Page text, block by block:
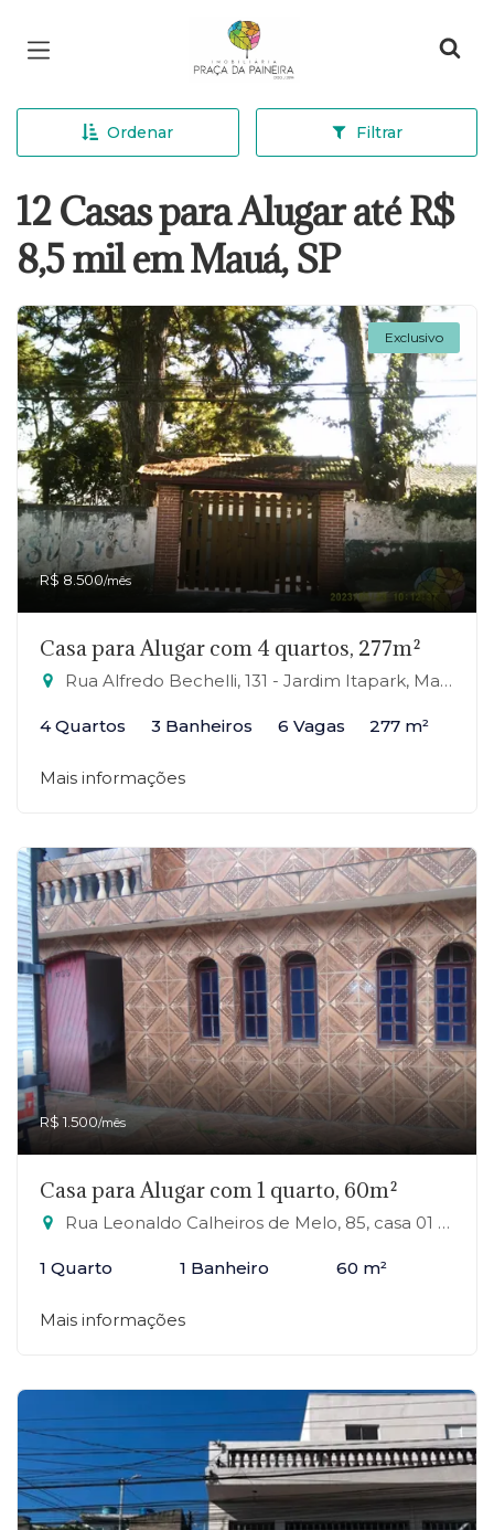
Página inicial
Ordenar Filtrar
12 Casas para Alugar até R$
8,5 mil em Mauá, SP
Exclusivo
R$ 8.500/mês
Casa para Alugar com 4 quartos, 277m²
Rua Alfredo Bechelli, 131 - Jardim Itapark, Mauá-SP
4 Quartos 3 Banheiros 6 Vagas 277 m²
Mais informações
R$ 1.500/mês
Casa para Alugar com 1 quarto, 60m²
Rua Leonaldo Calheiros de Melo, 85, casa 01 - Jardim Columbia, Mauá-SP
1 Quarto 1 Banheiro 60 m²
Mais informações